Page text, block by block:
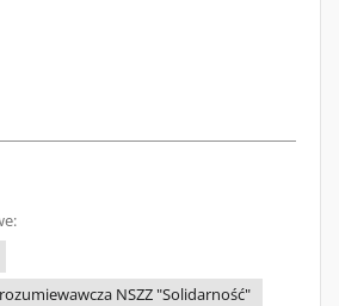
NSZZ "Solidarność"